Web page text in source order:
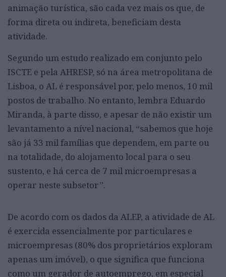
animação turística, são cada vez mais os que, de
forma direta ou indireta, beneficiam desta
atividade.
Segundo um estudo realizado em conjunto pelo
ISCTE e pela AHRESP, só na área metropolitana de
Lisboa, o AL é responsável por, pelo menos, 10 mil
postos de trabalho. No entanto, lembra Eduardo
Miranda, à parte disso, e apesar de não existir um
levantamento a nível nacional, “sabemos que hoje
são já 33 mil famílias que dependem, em parte ou
na totalidade, do alojamento local para o seu
sustento, e há cerca de 7 mil microempresas a
operar neste subsetor”.
De acordo com os dados da ALEP, a atividade de AL
é exercida essencialmente por particulares e
microempresas (80% dos proprietários exploram
apenas um imóvel), o que significa que funciona
como um gerador de autoemprego, em especial